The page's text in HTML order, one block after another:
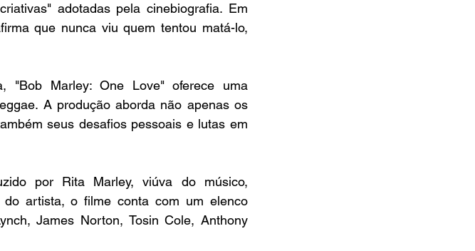
adotadas pela cinebiografia. Em
que nunca viu quem tentou matá-lo,
"Bob Marley: One Love" oferece uma
A produção aborda não apenas os
seus desafios pessoais e lutas em
por Rita Marley, viúva do músico,
artista, o filme conta com um elenco
James Norton, Tosin Cole, Anthony